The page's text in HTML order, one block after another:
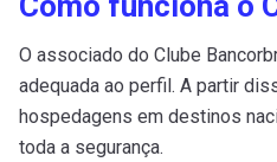
O associado do Clube
adequada ao perfil. A partir
hospedagens em destinos
toda a segurança.